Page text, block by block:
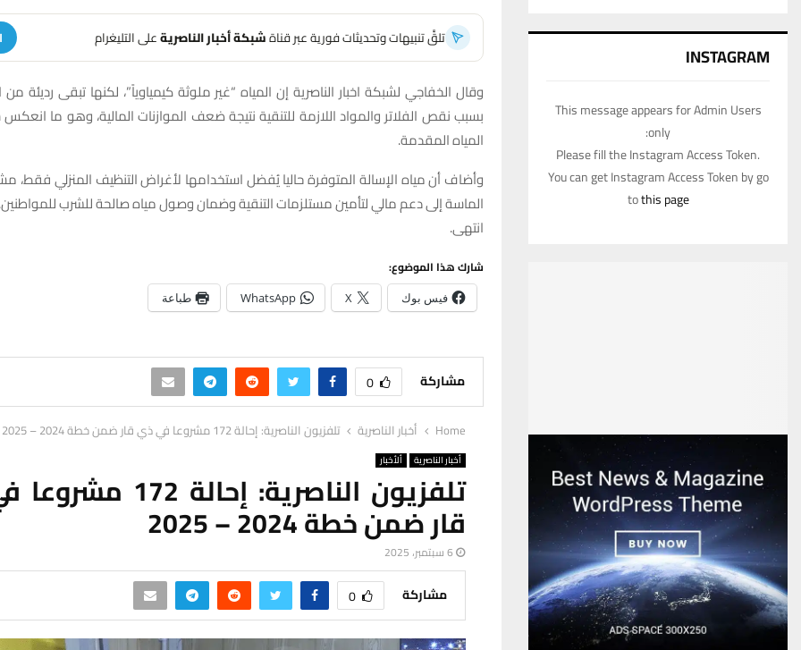
تلقَّ تنبيهات وتحديثات فورية عبر قناةشبكة أخبار الناصريةعلى التليغرام
وقال الخفاجي لشبكة اخبار الناصرية إن المياه “غير ملوثة كيمياوياً”، لكنها تبقى رديئة من
بسبب نقص الفلاتر والمواد اللازمة للتنقية نتيجة ضعف الموازنات المالية، وهو ما
المياه المقدمة.
وأضاف أن مياه الإسالة المتوفرة حاليا يُفضل استخدامها لأغراض التنظيف المنزلي فقط،
الماسة إلى دعم مالي لتأمين مستلزمات التنقية وضمان وصول مياه صالحة للشرب للمواطنين.
انتهى.
شارك هذا الموضوع:
فيس بوك X
WhatsApp طباعة
مشاركة 0
Home أخبار الناصرية تلفزيون الناصرية: إحالة 172 مشروعا في ذي قار ضمن خطة 2024 – 2025
أخبار الناصرية ألأخبار
تلفزيون الناصرية: إحالة
قار ضمن خطة 2024 – 2025
6 سبتمبر، 2025
مشاركة 0
INSTAGRAM
This message appears for Admin Users
only:
Please fill the Instagram Access Token.
You can get Instagram Access Token by go
tothis page